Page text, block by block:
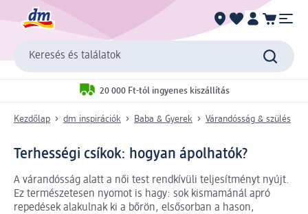
Keresés és találatok
20 000 Ft-tól ingyenes kiszállítás
Kezdőlap dm inspirációk Baba & Gyerek Várandósság & szülés
Terhességi csíkok: hogyan ápolhatók?
A várandósság alatt a női test rendkívüli teljesítményt nyújt.
Ez természetesen nyomot is hagy: sok kismamánál apró
repedések alakulnak ki a bőrön, elsősorban a hason,